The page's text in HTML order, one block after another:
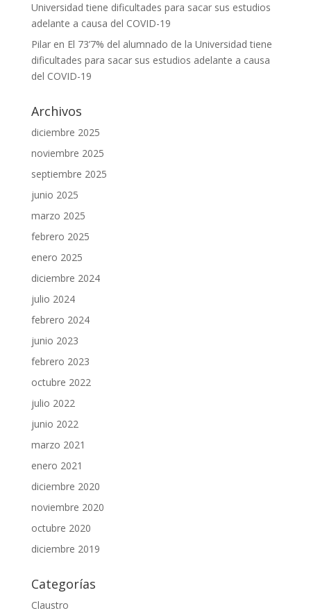
Universidad tiene dificultades para sacar sus estudios
adelante a causa del COVID-19
Pilaren El 73’7% del alumnado de la Universidad tiene
dificultades para sacar sus estudios adelante a causa
del COVID-19
Archivos
diciembre 2025
noviembre 2025
septiembre 2025
junio 2025
marzo 2025
febrero 2025
enero 2025
diciembre 2024
julio 2024
febrero 2024
junio 2023
febrero 2023
octubre 2022
julio 2022
junio 2022
marzo 2021
enero 2021
diciembre 2020
noviembre 2020
octubre 2020
diciembre 2019
Categorías
Claustro